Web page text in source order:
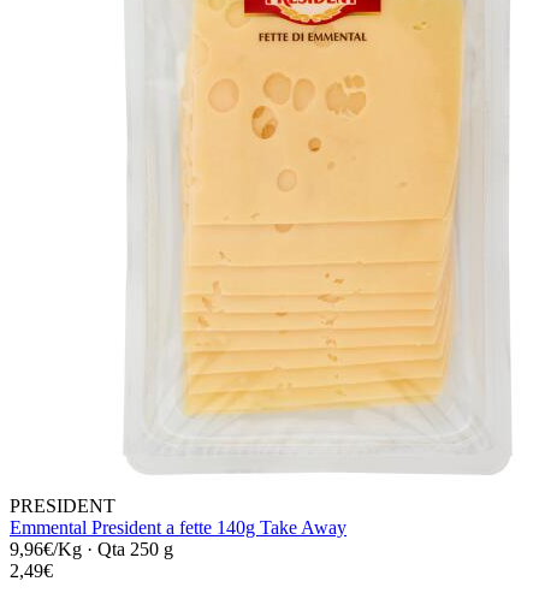
PRESIDENT
Emmental President a fette 140g Take Away
9,96€/Kg · Qta 250 g
2,49€